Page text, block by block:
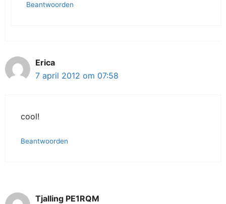
Beantwoorden
Erica
7 april 2012 om 07:58
cool!
Beantwoorden
Tjalling PE1RQM